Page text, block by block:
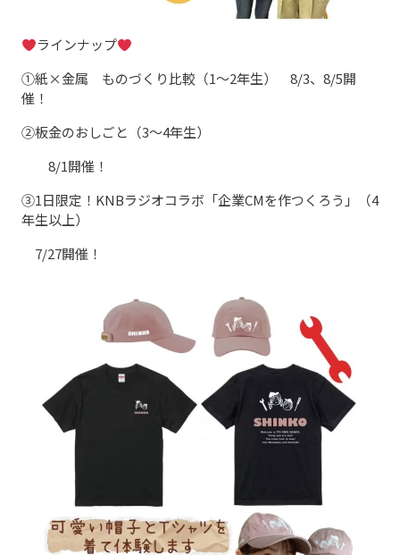
ラインナップ
①紙×金属 ものづくり比較（1～2年生） 8/3、8/5開
催！
②板金のおしごと（3～4年生）
8/1開催！
③1日限定！KNBラジオコラボ「企業CMを作つくろう」（4
年生以上）
7/27開催！